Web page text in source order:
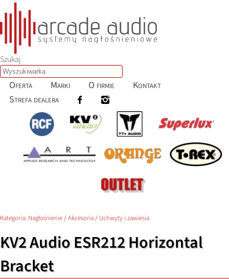
Szukaj
Oferta Marki O firmie
Kontakt
Strefa dealera
Kategoria: Nagłośnienie/Akcesoria/ Uchwyty i zawiesia
KV2 Audio ESR212 Horizontal
Bracket